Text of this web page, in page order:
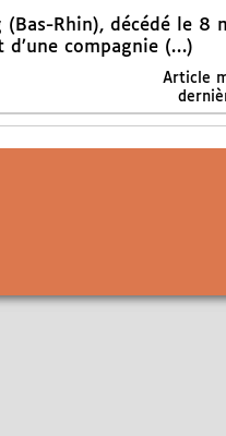
Rhin), décédé le 8
d’une compagnie (…)
Article